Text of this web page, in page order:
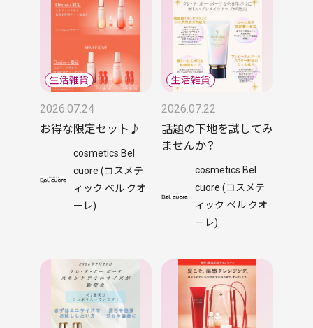
2026.07.24
お得な限定セット♪
cosmetics Bel
cuore (コスメテ
ィック ベル クオ
ーレ)
2026.07.22
話題の下地を試してみ
ませんか？
cosmetics Bel
cuore (コスメテ
ィック ベル クオ
ーレ)